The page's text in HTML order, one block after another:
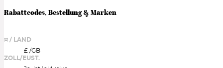
Rabattcodes, Bestellung & Marken
¤ / LAND
£ /GB
ZOLL/EUST.